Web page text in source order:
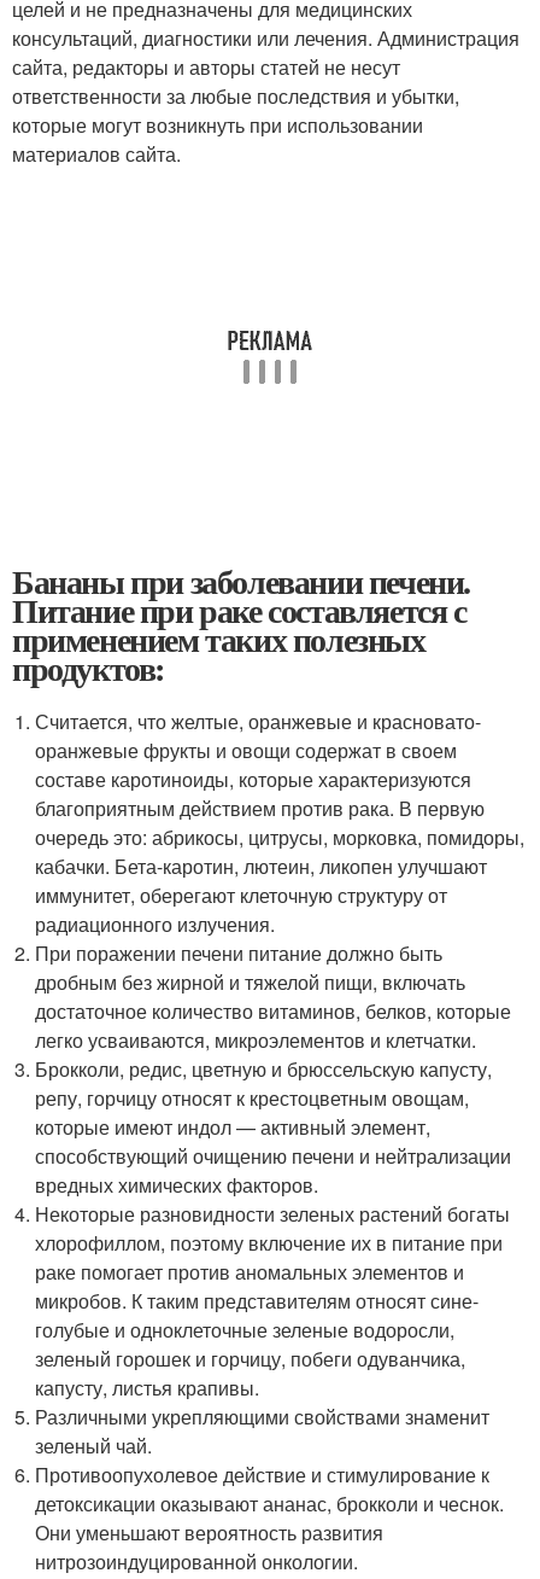
целей и не предназначены для медицинских
консультаций, диагностики или лечения. Администрация
сайта, редакторы и авторы статей не несут
ответственности за любые последствия и убытки,
которые могут возникнуть при использовании
материалов сайта.
Бананы при заболевании печени.
Питание при раке составляется с
применением таких полезных
продуктов:
Считается, что желтые, оранжевые и красновато-
оранжевые фрукты и овощи содержат в своем
составе каротиноиды, которые характеризуются
благоприятным действием против рака. В первую
очередь это: абрикосы, цитрусы, морковка, помидоры,
кабачки. Бета-каротин, лютеин, ликопен улучшают
иммунитет, оберегают клеточную структуру от
радиационного излучения.
При поражении печени питание должно быть
дробным без жирной и тяжелой пищи, включать
достаточное количество витаминов, белков, которые
легко усваиваются, микроэлементов и клетчатки.
Брокколи, редис, цветную и брюссельскую капусту,
репу, горчицу относят к крестоцветным овощам,
которые имеют индол — активный элемент,
способствующий очищению печени и нейтрализации
вредных химических факторов.
Некоторые разновидности зеленых растений богаты
хлорофиллом, поэтому включение их в питание при
раке помогает против аномальных элементов и
микробов. К таким представителям относят сине-
голубые и одноклеточные зеленые водоросли,
зеленый горошек и горчицу, побеги одуванчика,
капусту, листья крапивы.
Различными укрепляющими свойствами знаменит
зеленый чай.
Противоопухолевое действие и стимулирование к
детоксикации оказывают ананас, брокколи и чеснок.
Они уменьшают вероятность развития
нитрозоиндуцированной онкологии.